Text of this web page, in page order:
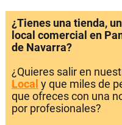
¿Tienes una tienda,
local comercial en
de Navarra?
¿Quieres salir en
Local y que miles de
que ofreces con una
por profesionales?